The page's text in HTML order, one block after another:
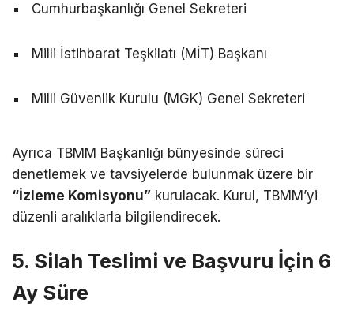
Cumhurbaşkanlığı Genel Sekreteri
Milli İstihbarat Teşkilatı (MİT) Başkanı
Milli Güvenlik Kurulu (MGK) Genel Sekreteri
Ayrıca TBMM Başkanlığı bünyesinde süreci
denetlemek ve tavsiyelerde bulunmak üzere bir
“İzleme Komisyonu” kurulacak. Kurul, TBMM’yi
düzenli aralıklarla bilgilendirecek.
5. Silah Teslimi ve Başvuru İçin 6
Ay Süre